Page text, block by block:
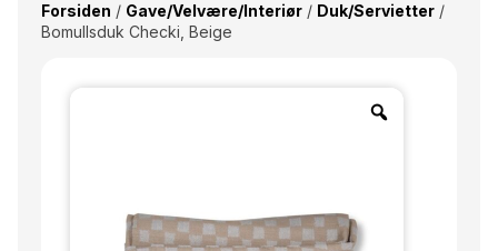
Forsiden / Gave/Velvære/Interiør/ Duk/Servietter/
Bomullsduk Checki, Beige